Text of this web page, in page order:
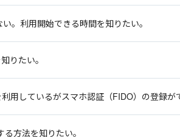
。利用開始できる時間を知りたい。
りたい。
用しているがスマホ認証（FIDO）の登録が
方法を知りたい。